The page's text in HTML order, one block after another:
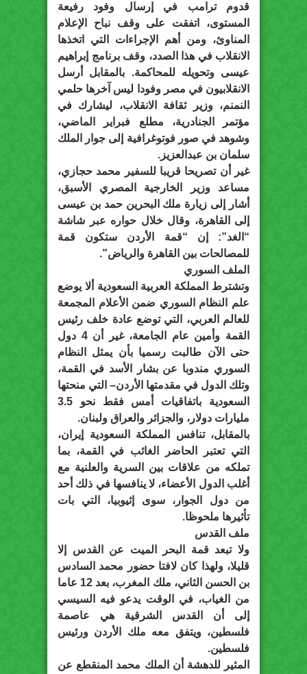
قدوم ترامب في إرسال وفود رفيعة
المستوى، اتفقت على وقف نباح الإعلام
المناوئ، ومن أهم الإجراءات التي اتخذها
الانقلاب في هذا الصدد، وقف برنامج إبراهيم
عيسى وتحويله للمحاكمة. بالمقابل أرسل
الانقلابيون في مصر وفودا ليس آخرها حلمي
النمنم، وزير ثقافة الانقلاب، ليشارك في
مؤتمر الجنادرية، مطلع فبراير الماضي،
وشوهد في صور فوتوغرافية إلى جوار الملك
سلمان بن عبدالعزيز.
غير أن تصريحا قريبا للسفير محمد حجازي،
مساعد وزير الخارجية المصري الأسبق،
أشار إلى زيارة ملك البحرين حمد بن عيسى
إلى القاهرة، وقال خلال حواره عبر شاشة
“الغد”: إن “قمة الأردن ستكون قمة
للمصالحات بين القاهرة والرياض”.
الملف السوري
وتشترط المملكة العربية السعودية ألا يوضع
علم النظام السوري ضمن الأعلام المجمعة
للعالم العربي، التي توضع عادة خلف رئيس
القمة وأمين عام الجامعة، غير أن 4 دول
حتى الآن طالبت رسميا بأن يمثل النظام
السوري مندوبا عن بشار الأسد في القمة،
وتلك الدول في مقدمتها الأردن– التي منحتها
السعودية باتفاقيات أمس فقط نحو 3.5
مليارات دولار، والجزائر والعراق ولبنان.
بالمقابل، تنافس المملكة السعودية إيران،
التي تعتبر الحاضر الغائب في القمة، بما
تملكه من علاقات بين السرية والعلنية مع
أغلب الدول الأعضاء، لا ينافسها في ذلك أحد
من دول الجوار، سوى إثيوبيا، التي بات
تأثيرها ملحوظا.
ملف القدس
ولا تبعد قمة البحر الميت عن القدس إلا
قليلا، ولهذا كان لافتا حضور محمد السادس
بن الحسن الثاني، ملك المغرب، بعد 12 عاما
من الغياب، في الوقت يدعو فيه السيسي
إلى أن القدس الشرقية هي عاصمة
فلسطين، ويتفق معه ملك الأردن ورئيس
فلسطين.
المثير للدهشة أن الملك محمد المنقطع عن